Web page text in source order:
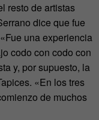
resto de artistas
dice que fue
una experiencia
codo con codo con
y, por supuesto, la
«En los tres
de muchos